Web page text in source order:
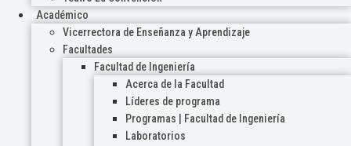
Académico
Vicerrectora de Enseñanza y Aprendizaje
Facultades
Facultad de Ingeniería
Acerca de la Facultad
Líderes de programa
Programas | Facultad de Ingeniería
Laboratorios